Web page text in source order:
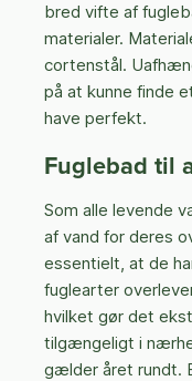
bred vifte af
materialer.
cortenstål.
på at kunne finde
have perfekt.
Fuglebad til
Som alle levende
af vand for deres
essentielt, at de
fuglearter
hvilket gør det
tilgængeligt i
gælder året rundt.